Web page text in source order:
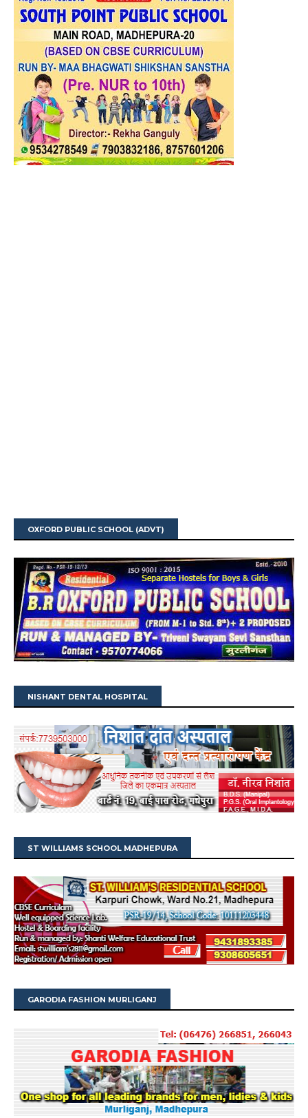
OXFORD PUBLIC SCHOOL (ADVT)
NISHANT DENTAL HOSPITAL
ST WILLIAMS SCHOOL MADHEPURA
GARODIA FASHION MURLIGANJ